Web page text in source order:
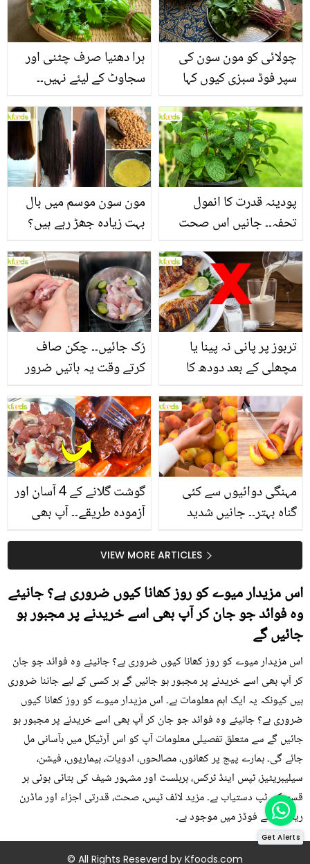
ہرا دھنیا صرف چٹنی اور
سجاوٹ کے لیئے نہیں۔۔
انگیز فوائد جو شاید ہی آپ
کو معلوم ہوں
چولائی کو مون سون کی
سپر فوڈ سبزی کیوں کہا
منرلز اور اینٹی آکسیڈنٹس
سے بھرپور اس سبزی کے
فائدے
مون سون موسم میں بال
بہت زیادہ جھڑ رہے ہیں؟
بنانے کے چند قدرتی طریقے
پودینہ قدرت کا انمول
تحفہ۔۔ جانیں اس صحت
انگیز طبی فوائد
رُک جائیں۔۔ چکن صاف
کرتے وقت یہ باتیں ضرور
تربوز پر پانی نہ پینا یا
مچھلی کے بعد دودھ کا
سے متعلق غلط فہمیوں کی
حقیقت کیا ہے اور افواہ
کیا؟
گوشت گلانے کے 4 آسان اور
آزمودہ طریقے۔۔ آپ بھی
بتائے راز
مہنگی دوائیوں سے کئی
گناہ بہتر۔۔ جانیں شدید
کیوں کھانا چاہیے؟ VIEW MORE ARTICLES
اس مزیدار میوے کو روز کھانا کیوں ضروری ہے؟ جانیئے
وہ فوائد جو جان کر آپ بھی اسے خریدنے پر مجبور ہو
جائیں گے
اس مزیدار میوے کو روز کھانا کیوں ضروری ہے؟ جانیئے وہ فوائد جو جان
کر آپ بھی اسے خریدنے پر مجبور ہو جائیں گے ہر کسی کے لیے جاننا ضروری
ہیں کیونکہ یہ ایک اہم معلومات ہے۔ اس مزیدار میوے کو روز کھانا کیوں
ضروری ہے؟ جانیئے وہ فوائد جو جان کر آپ بھی اسے خریدنے پر مجبور ہو
جائیں گے سے متعلق تفصیلی معلومات آپ کو اس آرٹیکل میں بآسانی مل
جائے گی۔ ہمارے پیج پر کھانوں، مصالحوں، ادویات، بیماریوں، فیشن،
سیلیبریٹیز، ٹپس اینڈ ٹرکس، ہربلسٹ اور مشہور شیف کی بتائی ہوئی ہر
قسم کی ٹپ دستیاب ہے۔ مزید لائف ٹپس، صحت، قدرتی اجزاء اور ماڈرن
ریمیڈی کے فوڈز میں موجود ہے۔
© All Rights Reseverd by Kfoods.com
Get Alerts